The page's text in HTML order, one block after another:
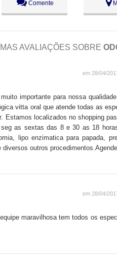
Abertoagora
Comente
AVALIAÇÕES SOBRE
em 28/04/
importante para nossa
vitta oral que atende todas as
Estamos localizados no shopping
as sextas das 8 e 30 as 18
lipo enzimatica para papada,
outros
em 28/04/
maravilhosa tem todos os